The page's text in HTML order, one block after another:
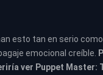
esto tan en serio
emocional creíble.
ver Puppet Master: